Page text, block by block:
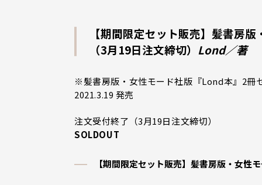
【期間限定セット販売】髪書房
（3月19日注文締切） Lond／著
※髪書房版・女性モード社版『Lond本』2冊
2021.3.19 発売
注文受付終了（3月19日注文締切）
SOLDOUT
【期間限定セット販売】髪書房版・女